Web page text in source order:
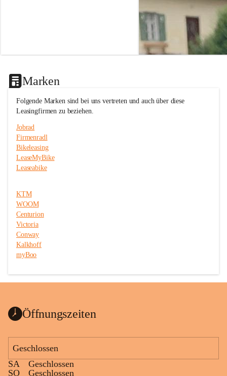
r
i
c
e
l
&
S
e
r
T
Marken
Folgende Marken sind bei uns vertreten und auch über diese
Leasingfirmen zu beziehen.
Jobrad
Firmenradl
Bikeleasing
LeaseMyBike
Leaseabike
KTM
WOOM
Centurion
Victoria
Conway
Kalkhoff
myBoo
Öffnungszeiten
Geschlossen
SA
Geschlossen
SO
Geschlossen